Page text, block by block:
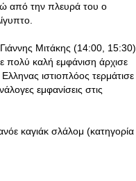
από την πλευρά του ο
Γιάννης Μιτάκης (14:00, 15:30)
πολύ καλή εμφάνιση άρχισε
ιστιοπλόος τερμάτισε
εμφανίσεις στις
καγιάκ σλάλομ (κατηγορία